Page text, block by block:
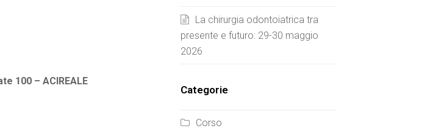
100 – ACIREALE
La chirurgia odontoiatrica tra
presente e futuro: 29-30 maggio
2026
Categorie
Corso